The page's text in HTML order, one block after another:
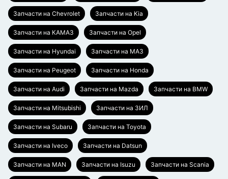
Запчасти на Chevrolet Запчасти на Kia
Запчасти на КАМАЗ Запчасти на Opel
Запчасти на Hyundai Запчасти на МАЗ
Запчасти на Peugeot Запчасти на Honda
Запчасти на Audi Запчасти на Mazda Запчасти на BMW
Запчасти на Mitsubishi Запчасти на ЗИЛ
Запчасти на Subaru Запчасти на Toyota
Запчасти на Iveco Запчасти на Datsun
Запчасти на MAN Запчасти на Isuzu Запчасти на Scania